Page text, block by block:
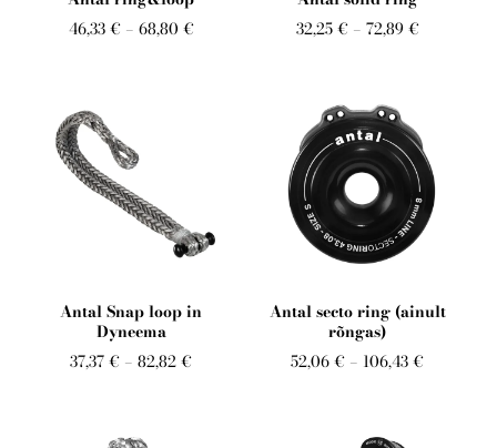
46,33 €– 68,80 €
32,25 €– 72,89 €
Antal Snap loop in
Dyneema
37,37 € – 82,82 €
Antal secto ring (ainult
rõngas)
52,06 € – 106,43 €